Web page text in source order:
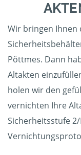
Wir bringen Ihnen
Pöttmes. Dann
Altakten
holen wir den
vernichten Ihre
Sicherheitsstufe